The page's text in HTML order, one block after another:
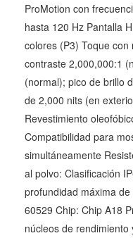
ProMotion con
hasta 120 Hz Pantalla
colores (P3) Toque
contraste 2,000,000:1
(normal); pico de brillo
de 2,000 nits (en
Revestimiento
Compatibilidad para
simultáneamente
al polvo: Clasificación
profundidad máxima
60529 Chip: Chip A18
núcleos de